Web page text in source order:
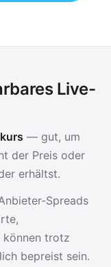
Live-
— gut, um
der Preis oder
erhältst.
Spreads
können trotz
bepreist sein.